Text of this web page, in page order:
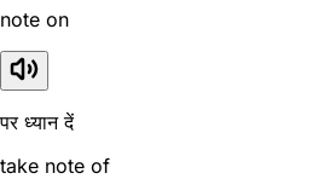
note on
पर ध्यान दें
take note of